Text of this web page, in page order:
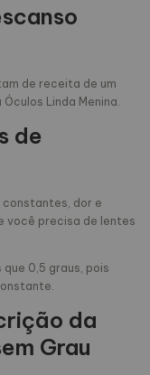
de receita de um
Linda Menina.
de
dor e
você precisa de lentes
que 0,5 graus, pois
da
Grau